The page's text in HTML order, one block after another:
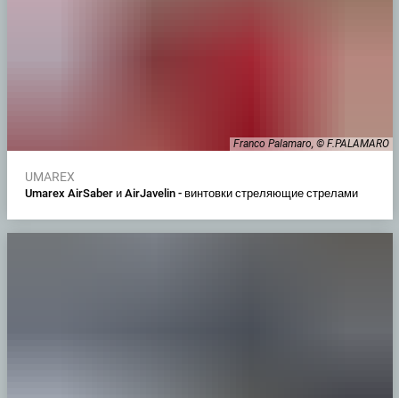
Franco Palamaro, © F.PALAMARO
UMAREX
Umarex AirSaber и AirJavelin - винтовки стреляющие стрелами